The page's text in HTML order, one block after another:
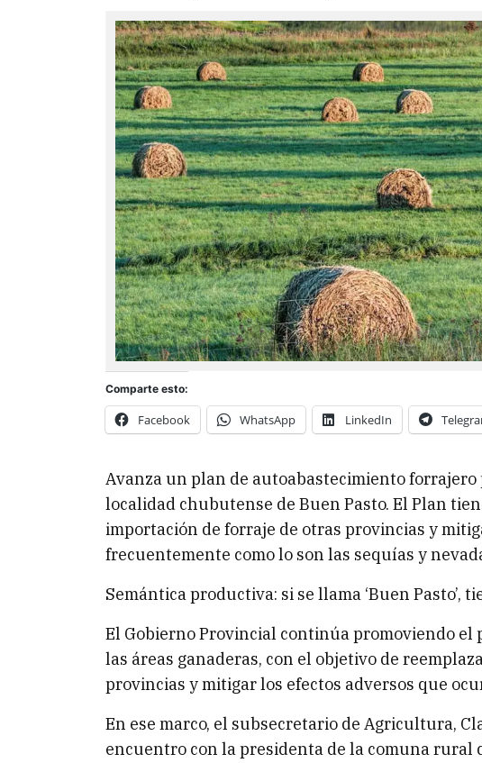
Comparte esto:
Facebook WhatsApp LinkedIn
Avanza un plan de autoabastecimiento
localidad chubutense de Buen Pasto. El Plan
importación de forraje de otras provincias y
frecuentemente como lo son las sequías y
Semántica productiva: si se llama ‘Buen Pasto’,
El Gobierno Provincial continúa promoviendo
las áreas ganaderas, con el objetivo de
provincias y mitigar los efectos adversos que
En ese marco, el subsecretario de Agricultura,
encuentro con la presidenta de la comuna rural